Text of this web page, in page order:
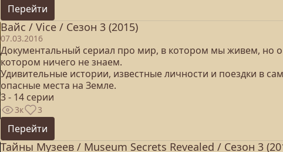
Перейти
Вайс / Vice / Сезон 3 (2015)
07.03.2016
Документальный сериал про мир, в котором мы живем, но о
котором ничего не знаем.
Удивительные истории, известные личности и поездки в
опасные места на Земле.
3 - 14 серии
3к 3
Перейти
Тайны Музеев / Museum Secrets Revealed / Сезон 3